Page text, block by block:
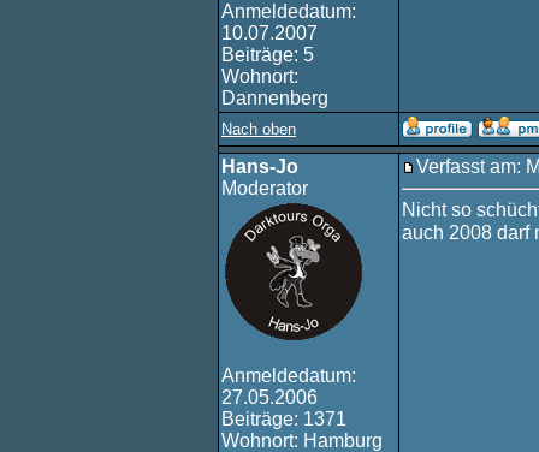
Anmeldedatum:
10.07.2007
Beiträge: 5
Wohnort:
Dannenberg
Nach oben
Hans-Jo
Moderator
Anmeldedatum:
27.05.2006
Beiträge: 1371
Wohnort: Hamburg
Verfasst am:
Nicht so
auch 2008 darf